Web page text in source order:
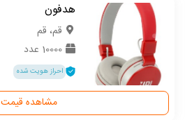
هدفون
قم، قم
10000 عدد
احراز هویت شده
مشاهده قیمت